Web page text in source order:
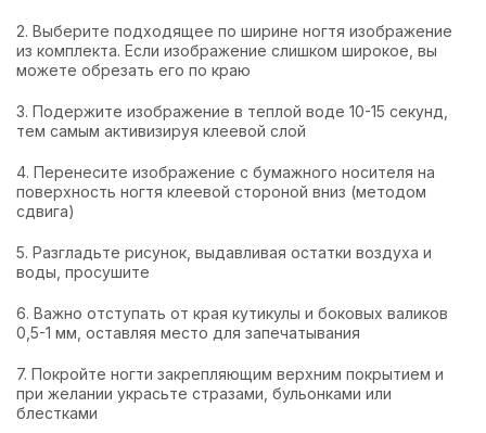
2. Выберите подходящее по ширине ногтя изображение
из комплекта. Если изображение слишком широкое, вы
можете обрезать его по краю
3. Подержите изображение в теплой воде 10-15 секунд,
тем самым активизируя клеевой слой
4. Перенесите изображение с бумажного носителя на
поверхность ногтя клеевой стороной вниз (методом
сдвига)
5. Разгладьте рисунок, выдавливая остатки воздуха и
воды, просушите
6. Важно отступать от края кутикулы и боковых валиков
0,5-1 мм, оставляя место для запечатывания
7. Покройте ногти закрепляющим верхним покрытием и
при желании украсьте стразами, бульонками или
блестками